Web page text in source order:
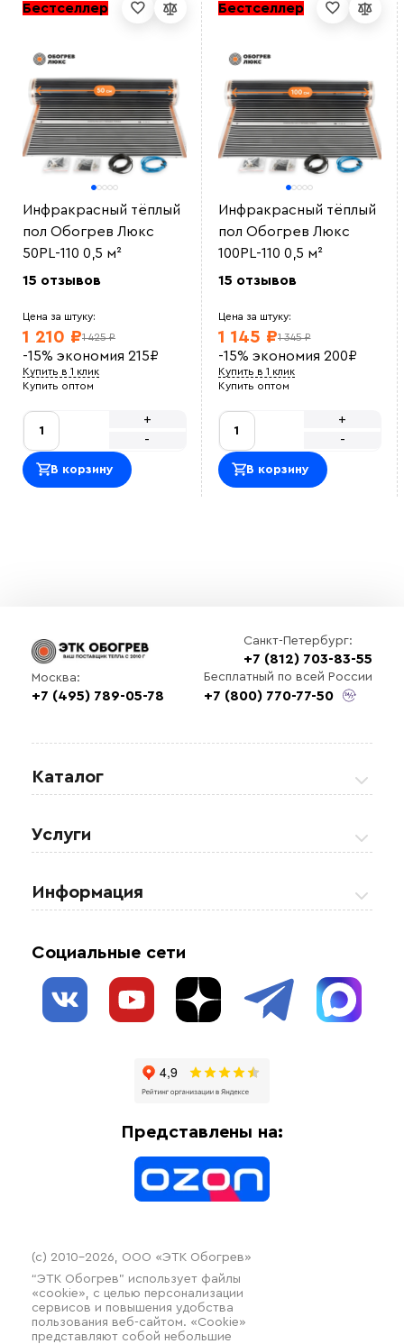
Бестселлер
Инфракрасный тёплый
пол Обогрев Люкс
50PL-110 0,5 м²
15 отзывов
Цена за штуку:
1 425 ₽
1 210 ₽
-15% экономия 215₽
Купить в 1 клик
Купить оптом
-
+
В корзину
Бестселлер
Инфракрасный тёплый
пол Обогрев Люкс
100PL-110 0,5 м²
15 отзывов
Цена за штуку:
1 345 ₽
1 145 ₽
-15% экономия 200₽
Купить в 1 клик
Купить оптом
-
+
В корзину
Санкт-Петербург:
+7 (812) 703-83-55
Москва:
+7 (495) 789-05-78
Бесплатный по всей России
+7 (800) 770-77-50
Каталог
Регулирующая аппаратура
Взрывозащищенное оборудование
Системы защиты от протечки
Отопительное оборудование
Услуги
Обогрев резервуаров
Обогрев трубопроводов
Информация
Блог
Социальные сети
Представлены на:
(c) 2010–2026, ООО «ЭТК Обогрев»
“ЭТК Обогрев” использует файлы
«cookie», с целью персонализации
сервисов и повышения удобства
пользования веб-сайтом. «Cookie»
представляют собой небольшие